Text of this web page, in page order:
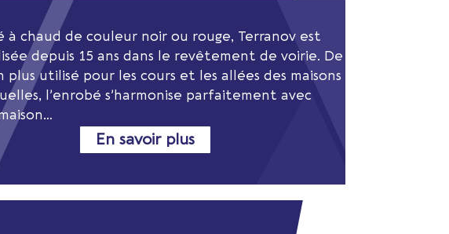
à chaud de couleur noir ou rouge, Terranov est
depuis 15 ans dans le revêtement de voirie. De
plus utilisé pour les cours et les allées des maisons
l’enrobé s’harmonise parfaitement avec
En savoir plus